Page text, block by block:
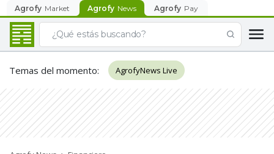
Agrofy Market Agrofy News Agrofy Pay
Temas del momento: AgrofyNews Live